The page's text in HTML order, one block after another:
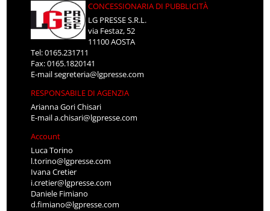
CONCESSIONARIA DI PUBBLICITÀ
LG PRESSE S.R.L.
via Festaz, 52
11100 AOSTA
Tel: 0165.231711
Fax: 0165.1820141
E-mailsegreteria@lgpresse.com
RESPONSABILE DI AGENZIA
Arianna Gori Chisari
E-maila.chisari@lgpresse.com
Account
Luca Torino
l.torino@lgpresse.com
Ivana Cretier
i.cretier@lgpresse.com
Daniele Fimiano
d.fimiano@lgpresse.com